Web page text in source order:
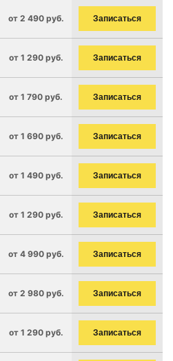
от 2 490 руб. Записаться
от 1 290 руб. Записаться
от 1 790 руб. Записаться
от 1 690 руб. Записаться
от 1 490 руб. Записаться
от 1 290 руб. Записаться
от 4 990 руб. Записаться
от 2 980 руб. Записаться
от 1 290 руб. Записаться